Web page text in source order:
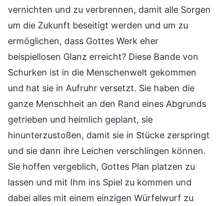
vernichten und zu verbrennen, damit alle Sorgen
um die Zukunft beseitigt werden und um zu
ermöglichen, dass Gottes Werk eher
beispiellosen Glanz erreicht? Diese Bande von
Schurken ist in die Menschenwelt gekommen
und hat sie in Aufruhr versetzt. Sie haben die
ganze Menschheit an den Rand eines Abgrunds
getrieben und heimlich geplant, sie
hinunterzustoßen, damit sie in Stücke zerspringt
und sie dann ihre Leichen verschlingen können.
Sie hoffen vergeblich, Gottes Plan platzen zu
lassen und mit Ihm ins Spiel zu kommen und
dabei alles mit einem einzigen Würfelwurf zu